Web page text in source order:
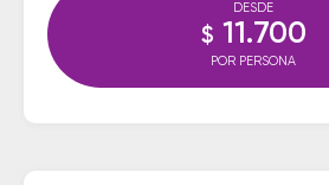
DESDE
$ 11.700
POR PERSONA